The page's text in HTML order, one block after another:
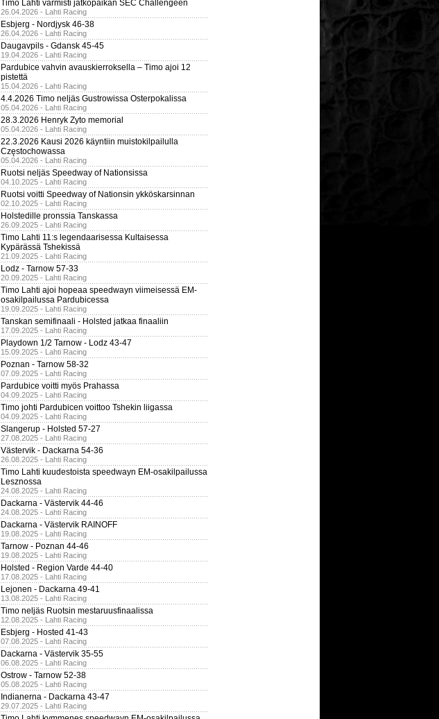
Timo Lahti varmisti jatkopaikan SEC Challengeen
26.04.2026 - Lahti Racing
Esbjerg - Nordjysk 46-38
26.04.2026 - Lahti Racing
Daugavpils - Gdansk 45-45
19.04.2026 - Lahti Racing
Pardubice vahvin avauskierroksella – Timo ajoi 12
pistettä
15.04.2026 - Lahti Racing
4.4.2026 Timo neljäs Gustrowissa Osterpokalissa
05.04.2026 - Lahti Racing
28.3.2026 Henryk Zyto memorial
05.04.2026 - Lahti Racing
22.3.2026 Kausi 2026 käyntiin muistokilpailulla
Częstochowassa
05.04.2026 - Lahti Racing
Ruotsi neljäs Speedway of Nationsissa
04.10.2025 - Lahti Racing
Ruotsi voitti Speedway of Nationsin ykköskarsinnan
02.10.2025 - Lahti Racing
Holstedille pronssia Tanskassa
26.09.2025 - Lahti Racing
Timo Lahti 11:s legendaarisessa Kultaisessa
Kypärässä Tshekissä
21.09.2025 - Lahti Racing
Lodz - Tarnow 57-33
20.09.2025 - Lahti Racing
Timo Lahti ajoi hopeaa speedwayn viimeisessä EM-
osakilpailussa Pardubicessa
19.09.2025 - Lahti Racing
Tanskan semifinaali - Holsted jatkaa finaaliin
17.09.2025 - Lahti Racing
Playdown 1/2 Tarnow - Lodz 43-47
15.09.2025 - Lahti Racing
Poznan - Tarnow 58-32
07.09.2025 - Lahti Racing
Pardubice voitti myös Prahassa
04.09.2025 - Lahti Racing
Timo johti Pardubicen voittoo Tshekin liigassa
04.09.2025 - Lahti Racing
Slangerup - Holsted 57-27
27.08.2025 - Lahti Racing
Västervik - Dackarna 54-36
26.08.2025 - Lahti Racing
Timo Lahti kuudestoista speedwayn EM-osakilpailussa
Lesznossa
24.08.2025 - Lahti Racing
Dackarna - Västervik 44-46
24.08.2025 - Lahti Racing
Dackarna - Västervik RAINOFF
19.08.2025 - Lahti Racing
Tarnow - Poznan 44-46
19.08.2025 - Lahti Racing
Holsted - Region Varde 44-40
17.08.2025 - Lahti Racing
Lejonen - Dackarna 49-41
13.08.2025 - Lahti Racing
Timo neljäs Ruotsin mestaruusfinaalissa
12.08.2025 - Lahti Racing
Esbjerg - Hosted 41-43
07.08.2025 - Lahti Racing
Dackarna - Västervik 35-55
06.08.2025 - Lahti Racing
Ostrow - Tarnow 52-38
05.08.2025 - Lahti Racing
Indianerna - Dackarna 43-47
29.07.2025 - Lahti Racing